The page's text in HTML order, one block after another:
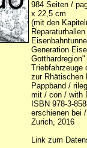
984 Seiten /
x 22,5 cm
(mit den
Generation
Triebfahrzeuge
zur Rhätischen
Pappband /
mit / con / with
ISBN 978-3-
erschienen bei
Zurich, 2016
Link zum